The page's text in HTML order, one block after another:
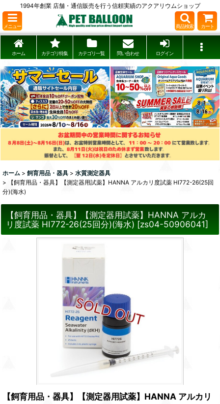
1994年創業 店舗・通信販売を行う信頼実績のアクアリウムショップ
メニュー 商品検索 カート
ホーム カテゴリ特集 カテゴリ一覧 問い合わせ ログイン
ホーム > 飼育用品・器具 > 水質測定器具
>
【飼育用品・器具】【測定器用試薬】HANNA アルカリ度試薬 HI772-26(25回
分)(海水)
【飼育用品・器具】【測定器用試薬】HANNA アルカ
リ度試薬 HI772-26(25回分)(海水) [zs04-50906041]
【飼育用品・器具】【測定器用試薬】HANNA アルカリ